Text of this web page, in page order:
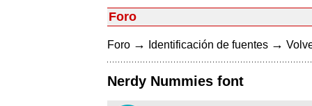
Foro
Foro → Identificación de fuentes →
Nerdy Nummies font